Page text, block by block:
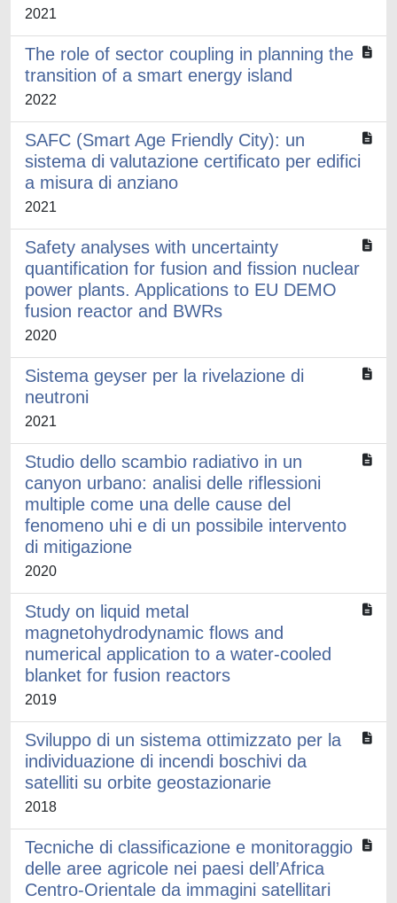
2021
The role of sector coupling in planning the
transition of a smart energy island
2022
SAFC (Smart Age Friendly City): un
sistema di valutazione certificato per edifici
a misura di anziano
2021
Safety analyses with uncertainty
quantification for fusion and fission nuclear
power plants. Applications to EU DEMO
fusion reactor and BWRs
2020
Sistema geyser per la rivelazione di
neutroni
2021
Studio dello scambio radiativo in un
canyon urbano: analisi delle riflessioni
multiple come una delle cause del
fenomeno uhi e di un possibile intervento
di mitigazione
2020
Study on liquid metal
magnetohydrodynamic flows and
numerical application to a water-cooled
blanket for fusion reactors
2019
Sviluppo di un sistema ottimizzato per la
individuazione di incendi boschivi da
satelliti su orbite geostazionarie
2018
Tecniche di classificazione e monitoraggio
delle aree agricole nei paesi dell’Africa
Centro-Orientale da immagini satellitari